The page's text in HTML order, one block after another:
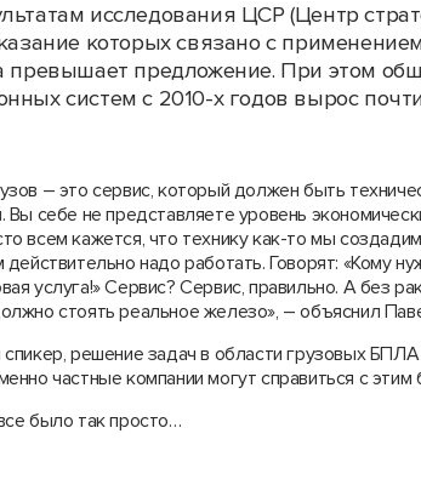
исследования ЦСР (Центр
которых связано с
превышает предложение. При этом
систем с 2010-х годов вырос
– это сервис, который должен быть
Вы себе не представляете уровень
всем кажется, что технику как-то мы
действительно надо работать. Говорят: «Кому
услуга!» Сервис? Сервис, правильно. А без
стоять реальное железо», – объяснил
решение задач в области грузовых
частные компании могут справиться с этим
было так просто…